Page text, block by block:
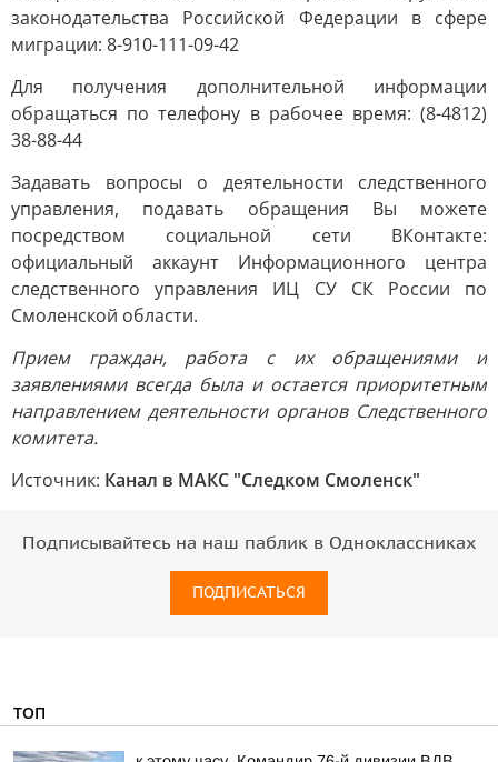
законодательства Российской Федерации в сфере
миграции: 8-910-111-09-42
Для получения дополнительной информации
обращаться по телефону в рабочее время: (8-4812)
38-88-44
Задавать вопросы о деятельности следственного
управления, подавать обращения Вы можете
посредством социальной сети ВКонтакте:
официальный аккаунт Информационного центра
следственного управления ИЦ СУ СК России по
Смоленской области.
Прием граждан, работа с их обращениями и
заявлениями всегда была и остается приоритетным
направлением деятельности органов Следственного
комитета.
Источник: Канал в МАКС "Следком Смоленск"
Подписывайтесь на наш паблик в Одноклассниках
ПОДПИСАТЬСЯ
ТОП